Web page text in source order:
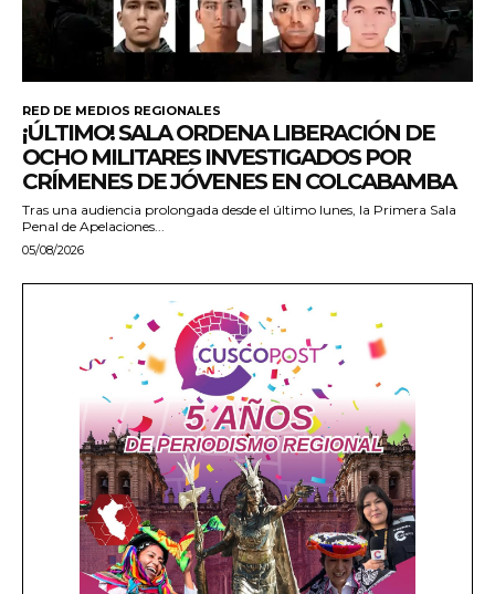
RED DE MEDIOS REGIONALES
¡ÚLTIMO! SALA ORDENA LIBERACIÓN DE
OCHO MILITARES INVESTIGADOS POR
CRÍMENES DE JÓVENES EN COLCABAMBA
Tras una audiencia prolongada desde el último lunes, la Primera Sala
Penal de Apelaciones...
05/08/2026